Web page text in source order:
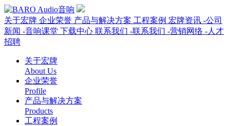
关于宏牌 企业荣誉 产品与解决方案 工程案例 宏牌资讯 -公司
新闻 -音响课堂 下载中心 联系我们 -联系我们 -营销网络 -人才
招聘
关于宏牌
About Us
企业荣誉
Profile
产品与解决方案
Products
工程案例